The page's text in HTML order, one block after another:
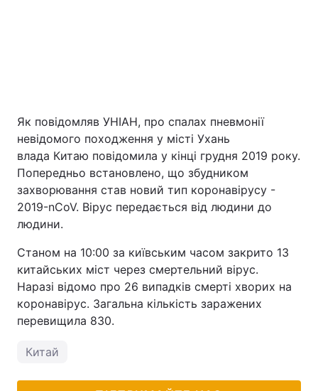
Як повідомляв УНІАН, про спалах пневмонії
невідомого походження у місті Ухань
влада Китаю повідомила у кінці грудня 2019 року.
Попередньо встановлено, що збудником
захворювання став новий тип коронавірусу -
2019-nCoV. Вірус передається від людини до
людини.
Станом на 10:00 за київським часом закрито 13
китайських міст через смертельний вірус.
Наразі відомо про 26 випадків смерті хворих на
коронавірус. Загальна кількість заражених
перевищила 830.
Китай